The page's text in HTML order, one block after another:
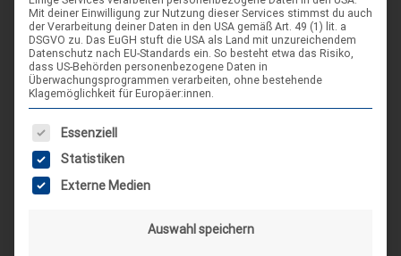
Mit deiner Einwilligung zur Nutzung dieser Services stimmst du auch
der Verarbeitung deiner Daten in den USA gemäß Art. 49 (1) lit. a
DSGVO zu. Das EuGH stuft die USA als Land mit unzureichendem
Datenschutz nach EU-Standards ein. So besteht etwa das Risiko,
dass US-Behörden personenbezogene Daten in
Überwachungsprogrammen verarbeiten, ohne bestehende
Klagemöglichkeit für Europäer:innen.
Es folgt eine Liste der Service-Gruppen, für die eine
Essenziell
Statistiken
Externe Medien
Auswahl speichern